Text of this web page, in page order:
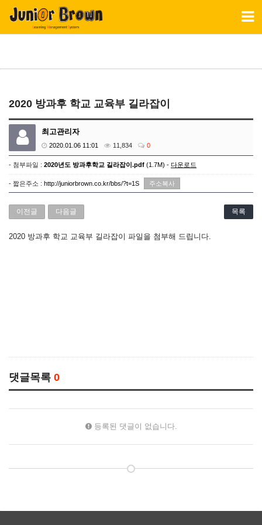
2020 방과후 학교 교육부 길라잡이
최고관리자
2020.01.06 11:01 11,834 0
- 첨부파일 : 2020년도 방과후학교 길라잡이.pdf (1.7M) - 다운로드
- 짧은주소 : http://juniorbrown.co.kr/bbs/?t=1S 주소복사
이전글 다음글 목록
2020 방과후 학교 교육부 길라잡이 파일을 첨부해 드립니다.
댓글목록 0
등록된 댓글이 없습니다.